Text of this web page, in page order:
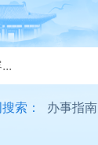
索： 办事指南